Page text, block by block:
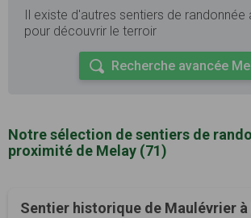
Il existe d'autres sentiers de randonnée
pour découvrir le terroir
Recherche avancée
Notre sélection de sentiers de
proximité de Melay (71)
Sentier historique de Maulévrier à